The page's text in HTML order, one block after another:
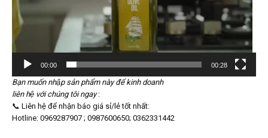
00:00 00:28
Bạn muốn nhập sản phẩm này để kinh doanh
liên hệ với chúng tôi ngay:
📞 Liên hệ để nhận báo giá sỉ/lẻ tốt nhất:
Hotline: 0969287907 ; 0987600650; 0362331442